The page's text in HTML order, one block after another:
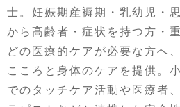
士。妊娠期産褥期・乳幼児・
から高齢者・症状を持つ方・
どの医療的ケアが必要な方へ
こころと身体のケアを提供。
でのタッチケア活動や医療者